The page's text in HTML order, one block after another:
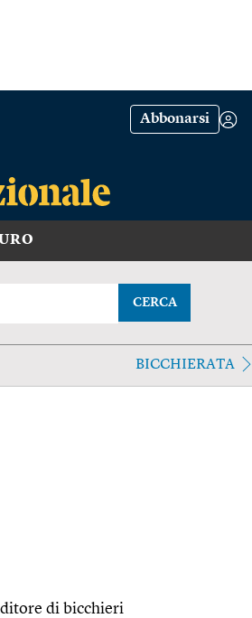
Abbonarsi
CERCA
BICCHIERATA
di bicchieri